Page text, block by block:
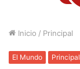
Inicio / Principal
El Mundo Principal